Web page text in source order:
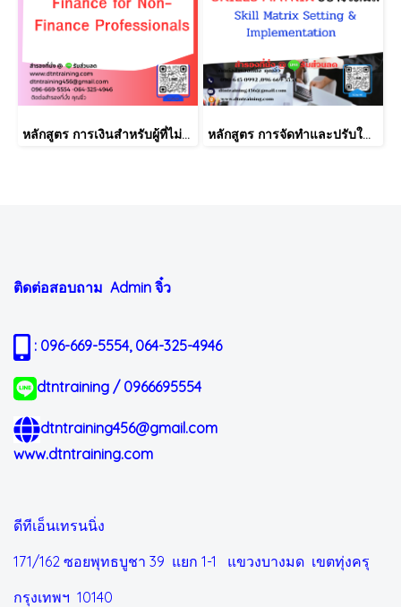
หลักสูตร การเงินสำหรับผู้ที่ไม่ได้มีวิชาชีพด้านการเงิน (Finance for Non-Finance Professionals) หลักสูตร การจัดทำและปรับใช้ SKILLS MATRIX อย่างได้ผล Skill Matrix Setting & Implementation
ติดต่อสอบถาม Admin จิ๋ว
: 096-669-5554, 064-325-4946
dtntraining / 0966695554
dtntraining456@gmail.com
www.dtntraining.com
ดีทีเอ็นเทรนนิ่ง
171/162 ซอยพุทธบูชา 39 แยก 1-1 แขวงบางมด เขตทุ่งครุ
กรุงเทพฯ 10140